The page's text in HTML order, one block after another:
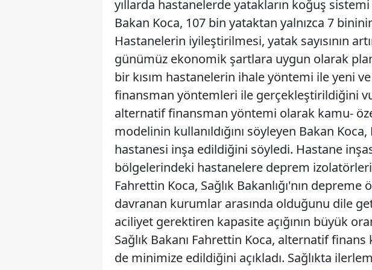
yıllarda hastanelerde yatakların koğuş
Bakan Koca, 107 bin yataktan yalnızca 7
Hastanelerin iyileştirilmesi, yatak sayısının
günümüz ekonomik şartlara uygun olarak
bir kısım hastanelerin ihale yöntemi ile yeni
finansman yöntemleri ile gerçekleştirildiğini
alternatif finansman yöntemi olarak kamu-
modelinin kullanıldığını söyleyen Bakan
hastanesi inşa edildiğini söyledi. Hastane
bölgelerindeki hastanelere deprem
Fahrettin Koca, Sağlık Bakanlığı'nın
davranan kurumlar arasında olduğunu dile
aciliyet gerektiren kapasite açığının büyük
Sağlık Bakanı Fahrettin Koca, alternatif
de minimize edildiğini açıkladı. Sağlıkta